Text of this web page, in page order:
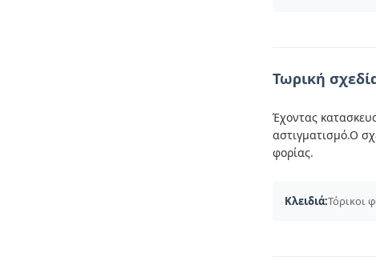
Τωρική
Έχοντας
αστιγματισμό.Ο
φορίας.
Κλειδιά:Τόρικοι